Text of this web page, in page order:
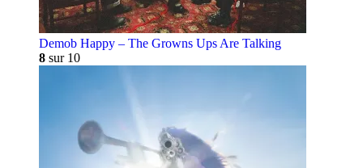
Demob Happy – The Growns Ups Are Talking
8 sur 10